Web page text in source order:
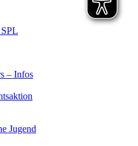
– Infos
Jugend